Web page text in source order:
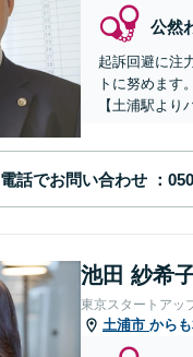
公然
起訴回避に注
トに努めます
【土浦駅より
電話でお問い合わせ
池田 紗希
東京スタートアッ
土浦市 から